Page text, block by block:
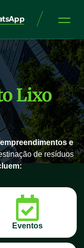
Lixo
e
de resíduos
Eventos